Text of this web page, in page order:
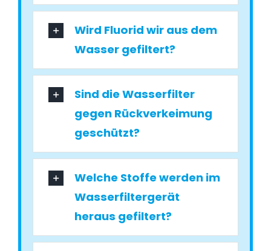
Wird Fluorid wir aus dem
Wasser gefiltert?
Sind die Wasserfilter
gegen Rückverkeimung
geschützt?
Welche Stoffe werden im
Wasserfiltergerät
heraus gefiltert?